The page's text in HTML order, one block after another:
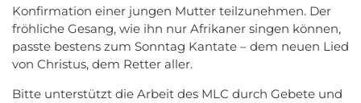
Konfirmation einer jungen Mutter teilzunehmen. Der
fröhliche Gesang, wie ihn nur Afrikaner singen können,
passte bestens zum Sonntag Kantate – dem neuen Lied
von Christus, dem Retter aller.
Bitte unterstützt die Arbeit des MLC durch Gebete und